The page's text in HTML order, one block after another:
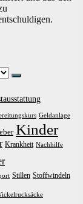
Geldanlage
Kinder
Krankheit Nachhilfe
Stillen Stoffwindeln